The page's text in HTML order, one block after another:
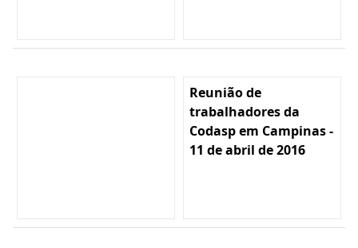
Reunião de
trabalhadores da
Codasp em Campinas -
11 de abril de 2016